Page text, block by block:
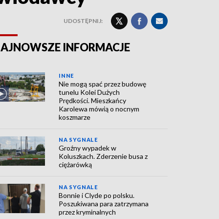
UDOSTĘPNIJ:
INFORMACJE
INNE
Nie mogą spać przez budowę
tunelu Kolei Dużych
Prędkości. Mieszkańcy
Karolewa mówią o nocnym
koszmarze
NA SYGNALE
Groźny wypadek w
Koluszkach. Zderzenie busa z
ciężarówką
NA SYGNALE
Bonnie i Clyde po polsku.
Poszukiwana para zatrzymana
przez kryminalnych